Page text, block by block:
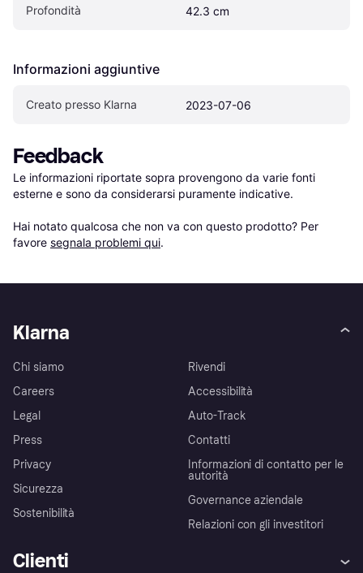
Profondità 42.3 cm
Informazioni aggiuntive
Creato presso Klarna 2023-07-06
Feedback
Le informazioni riportate sopra provengono da varie fonti
esterne e sono da considerarsi puramente indicative.
Hai notato qualcosa che non va con questo prodotto? Per
favore segnala problemi qui.
Klarna
Chi siamo
Careers
Legal
Press
Privacy
Sicurezza
Sostenibilità
Rivendi
Accessibilità
Auto-Track
Contatti
Informazioni di contatto per le
autorità
Governance aziendale
Relazioni con gli investitori
Clienti